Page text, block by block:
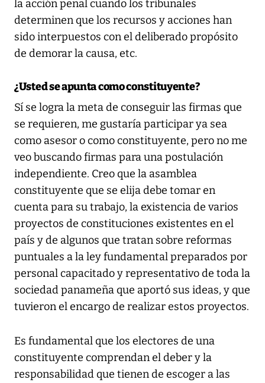
la acción penal cuando los tribunales
determinen que los recursos y acciones han
sido interpuestos con el deliberado propósito
de demorar la causa, etc.
¿Usted se apunta como constituyente?
Sí se logra la meta de conseguir las firmas que
se requieren, me gustaría participar ya sea
como asesor o como constituyente, pero no me
veo buscando firmas para una postulación
independiente. Creo que la asamblea
constituyente que se elija debe tomar en
cuenta para su trabajo, la existencia de varios
proyectos de constituciones existentes en el
país y de algunos que tratan sobre reformas
puntuales a la ley fundamental preparados por
personal capacitado y representativo de toda la
sociedad panameña que aportó sus ideas, y que
tuvieron el encargo de realizar estos proyectos.
Es fundamental que los electores de una
constituyente comprendan el deber y la
responsabilidad que tienen de escoger a las